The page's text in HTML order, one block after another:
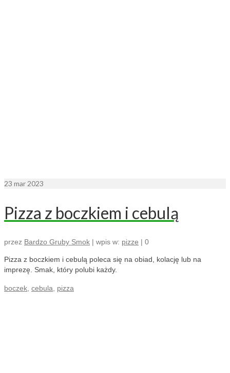
23 mar 2023
Pizza z boczkiem i cebulą
przez Bardzo Gruby Smok | wpis w: pizze | 0
Pizza z boczkiem i cebulą poleca się na obiad, kolację lub na
imprezę. Smak, który polubi każdy.
boczek, cebula, pizza